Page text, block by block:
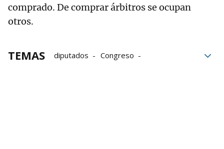
comprado. De comprar árbitros se ocupan
otros.
TEMAS diputados
Congreso